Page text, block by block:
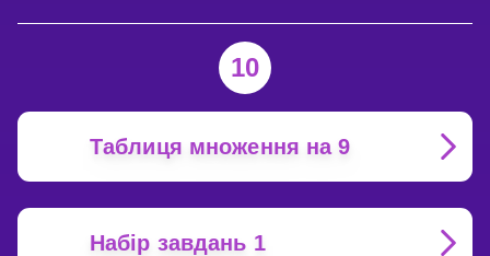
10
Таблиця множення на 9
Набір завдань 1